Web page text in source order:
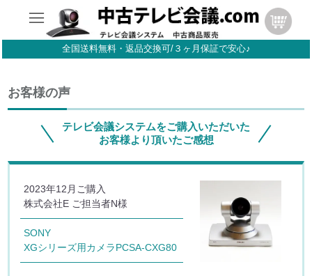
全国送料無料・返品交換可/３ヶ月保証で安心♪
お客様の声
テレビ会議システムをご購入いただいた
お客様より頂いたご感想
2023年12月ご購入
株式会社E ご担当者N様
SONY
XGシリーズ用カメラPCSA-CXG80